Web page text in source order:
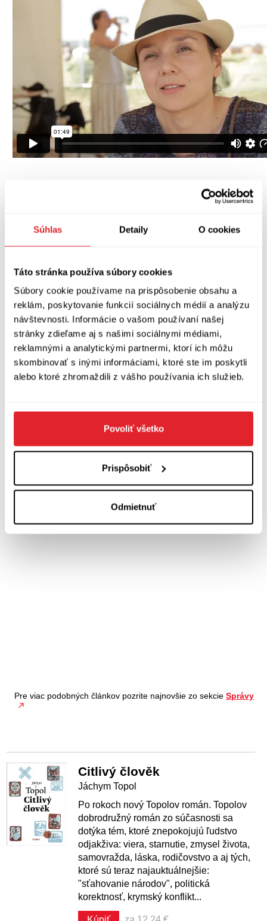
Súhlas Detaily O cookies
Táto stránka používa súbory cookies
Súbory cookie používame na prispôsobenie obsahu a
reklám, poskytovanie funkcií sociálnych médií a analýzu
návštevnosti. Informácie o vašom používaní našej
stránky zdieľame aj s našimi sociálnymi médiami,
reklamnými a analytickými partnermi, ktorí ich môžu
skombinovať s inými informáciami, ktoré ste im poskytli
alebo ktoré zhromaždili z vášho používania ich služieb.
Povoliť všetko
Prispôsobiť
Odmietnuť
Videá vznikli v spolupráci s jablko.sk. Jablko
vzniklo preto, lebo jeho zakladatelia chceli
ukázať, že sa deje veľa dobrého a pekného. Viac
z ich pohľadu na svet môžete zachytiťTU .
Zobraziť diskusiu ( Napíšte prvý komentár)
Pre viac podobných článkov pozrite najnovšie zo sekcieSprávy
Citlivý člověk
Jáchym Topol
Po rokoch nový Topolov román. Topolov
dobrodružný román zo súčasnosti sa
dotýka tém, ktoré znepokojujú ľudstvo
odjakživa: viera, starnutie, zmysel života,
samovražda, láska, rodičovstvo a aj tých,
ktoré sú teraz najauktuálnejšie:
"sťahovanie národov", politická
korektnosť, krymský konflikt...